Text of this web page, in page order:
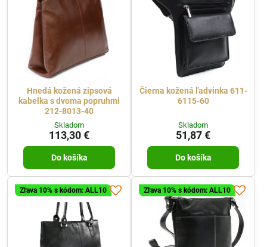
Hnedá kožená zipsová
kabelka s dvoma popruhmi
212-8013-40
Skladom
113,30 €
Do košíka
Čierna kožená ľadvinka 611-
6115-60
Skladom
51,87 €
Do košíka
Zľava 10% s kódom: ALL10 Zľava 10% s kódom: ALL10